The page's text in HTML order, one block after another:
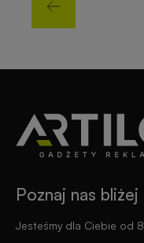
Poznaj nas bliżej
Jesteśmy dla Ciebie od